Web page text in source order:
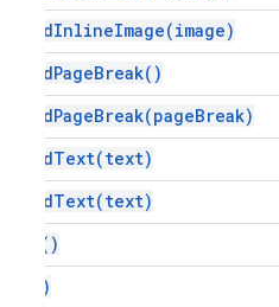
appendInlineImage(image)
appendPageBreak( )
appendPageBreak(pageBreak)
appendText(text)
appendText(text)
clear( )
)